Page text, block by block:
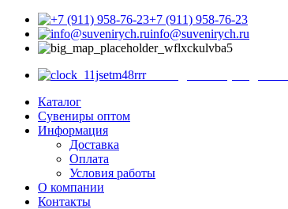
+7 (911) 958-76-23
info@suvenirych.ru
с 9.00 до 18.00 (ежедневно)
Каталог
Сувениры оптом
Информация
Доставка
Оплата
Условия работы
О компании
Контакты